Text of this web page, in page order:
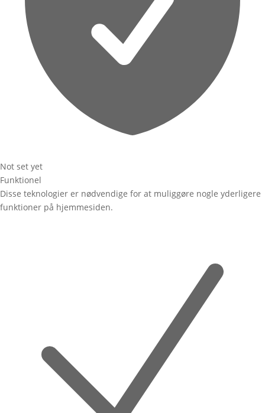
Not set yet
Funktionel
Disse teknologier er nødvendige for at muliggøre nogle yderligere
funktioner på hjemmesiden.